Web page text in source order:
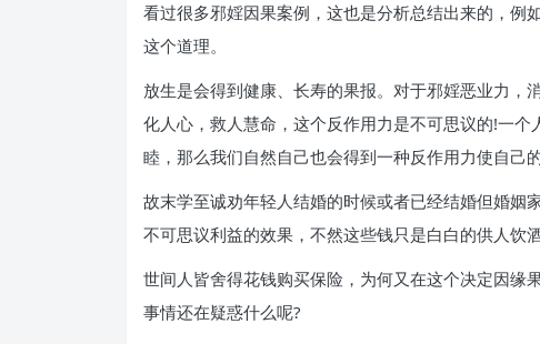
看过很多邪婬因果案例，这也是分析总结出来的，例
这个道理。
放生是会得到健康、长寿的果报。对于邪婬恶业力
化人心，救人慧命，这个反作用力是不可思议的!一
睦，那么我们自然自己也会得到一种反作用力使自己
故末学至诚劝年轻人结婚的时候或者已经结婚但婚姻
不可思议利益的效果，不然这些钱只是白白的供人饮
世间人皆舍得花钱购买保险，为何又在这个决定因缘
事情还在疑惑什么呢?